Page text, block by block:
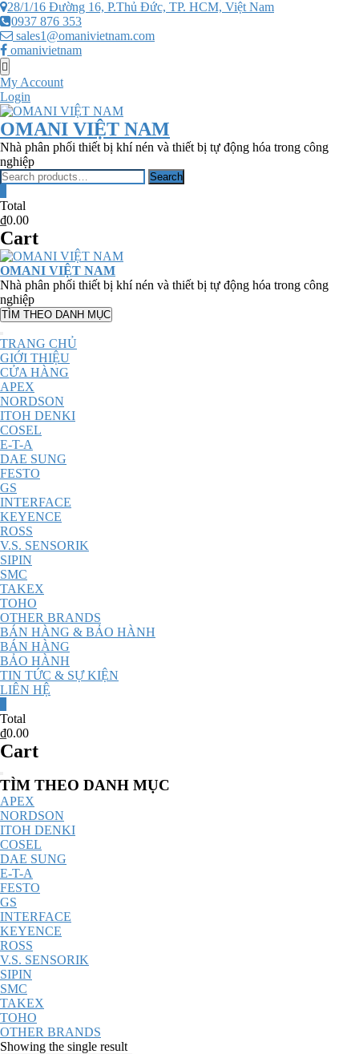
Skip
to
content
28/1/16 Đường 16, P.Thủ Đức, TP. HCM, Việt Nam
0937 876 353
sales1@omanivietnam.com
omanivietnam
Topbar
Menu
My Account
Login
OMANI VIỆT NAM
Nhà phân phối thiết bị khí nén và thiết bị tự động hóa trong công
nghiệp
Search
Search
Total
₫0.00
Cart
OMANI VIỆT NAM
Nhà phân phối thiết bị khí nén và thiết bị tự động hóa trong công
nghiệp
TÌM THEO DANH MỤC
TRANG CHỦ
GIỚI THIỆU
CỬA HÀNG
APEX
NORDSON
ITOH DENKI
COSEL
E-T-A
DAE SUNG
FESTO
GS
INTERFACE
KEYENCE
ROSS
V.S. SENSORIK
SIPIN
SMC
TAKEX
TOHO
OTHER BRANDS
BÁN HÀNG & BẢO HÀNH
BÁN HÀNG
BẢO HÀNH
TIN TỨC & SỰ KIỆN
LIÊN HỆ
Total
₫0.00
Cart
Catalog
Menu
TÌM THEO DANH MỤC
APEX
NORDSON
ITOH DENKI
COSEL
DAE SUNG
E-T-A
FESTO
GS
INTERFACE
KEYENCE
ROSS
V.S. SENSORIK
SIPIN
SMC
TAKEX
TOHO
OTHER BRANDS
Showing the single result